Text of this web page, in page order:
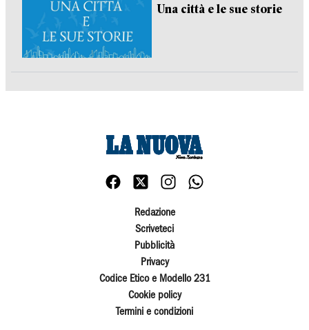
Una città e le sue storie
Redazione
Scriveteci
Pubblicità
Privacy
Codice Etico e Modello 231
Cookie policy
Termini e condizioni